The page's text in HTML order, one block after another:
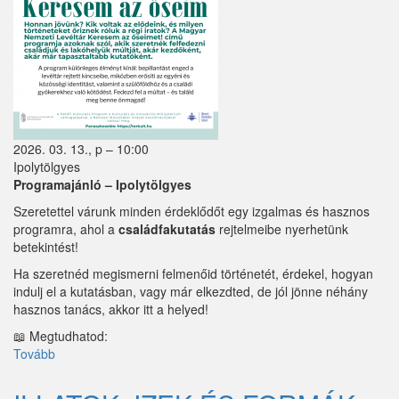
Perbál
Perőcsény
Péteri
Pilisborosjenő
Pilisjászfalu
Pilisszántó
Pilisszentiván
Pilisszentkereszt
Pilisszentlászló
Pócsmegyer
2026. 03. 13., p – 10:00
Ipolytölgyes
Programajánló – Ipolytölgyes
Szeretettel várunk minden érdeklődőt egy izgalmas és hasznos
programra, ahol a családfakutatás rejtelmeibe nyerhetünk
betekintést!
Ha szeretnéd megismerni felmenőid történetét, érdekel, hogyan
indulj el a kutatásban, vagy már elkezdted, de jól jönne néhány
hasznos tanács, akkor itt a helyed!
📖 Megtudhatod:
Tovább